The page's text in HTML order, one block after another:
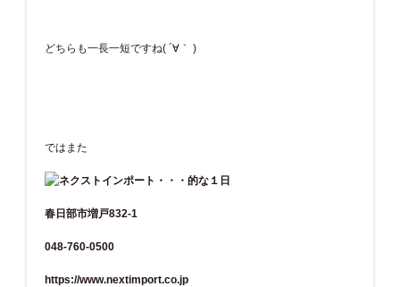
どちらも一長一短ですね( ´∀｀ )
ではまた
春日部市増戸832-1
048-760-0500
https://www.nextimport.co.jp